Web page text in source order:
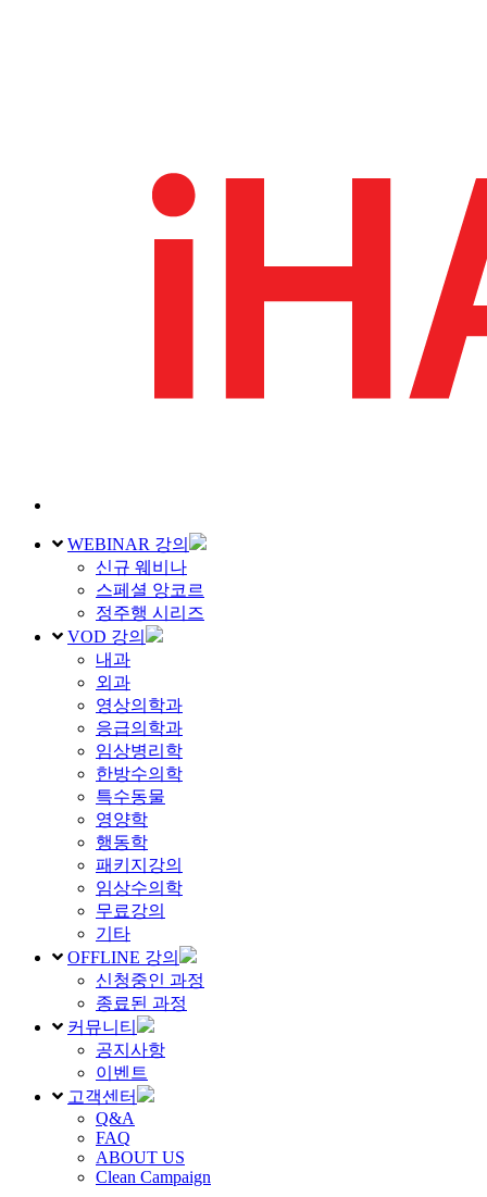
WEBINAR 강의
신규 웨비나
스페셜 앙코르
정주행 시리즈
VOD 강의
내과
외과
영상의학과
응급의학과
임상병리학
한방수의학
특수동물
영양학
행동학
패키지강의
임상수의학
무료강의
기타
OFFLINE 강의
신청중인 과정
종료된 과정
커뮤니티
공지사항
이벤트
고객센터
Q&A
FAQ
ABOUT US
Clean Campaign